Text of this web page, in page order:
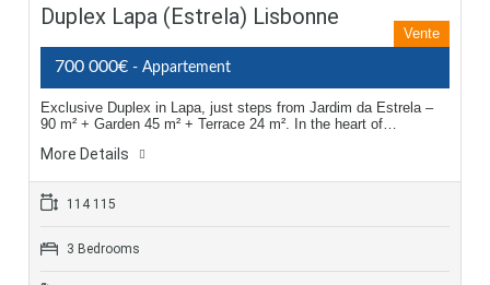
Duplex Lapa (Estrela) Lisbonne
Vente
700 000€ - Appartement
Exclusive Duplex in Lapa, just steps from Jardim da Estrela –
90 m² + Garden 45 m² + Terrace 24 m². In the heart of…
More Details
114 115
3 Bedrooms